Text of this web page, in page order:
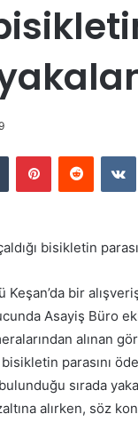
bisikletin
bir
Asayiş Büro
alınan
bisikletin parasını
sırada
alırken, söz